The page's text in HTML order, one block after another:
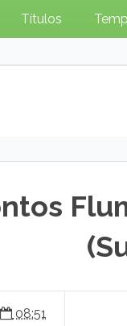
Títulos
08:51